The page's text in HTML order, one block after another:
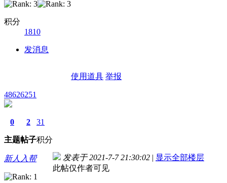
积分
1810
发消息
使用道具 举报
48626251
0
主题
2
帖子
31
积分
新人入帮 发表于 2021-7-7 21:30:02 | 显示全部楼层
此帖仅作者可见